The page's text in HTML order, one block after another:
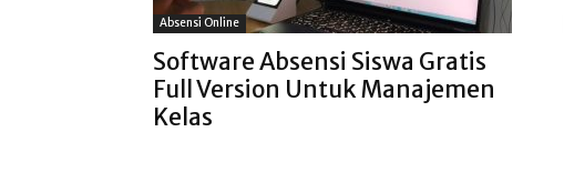
Absensi Online
Software Absensi Siswa Gratis
Full Version Untuk Manajemen
Kelas